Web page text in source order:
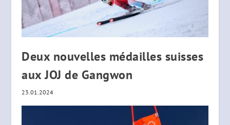
Deux nouvelles médailles suisses
aux JOJ de Gangwon
23.01.2024